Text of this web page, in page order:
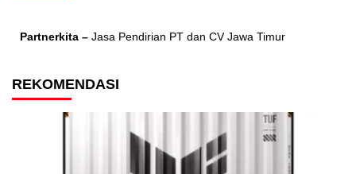
Partnerkita – Jasa Pendirian PT dan CV Jawa Timur
REKOMENDASI